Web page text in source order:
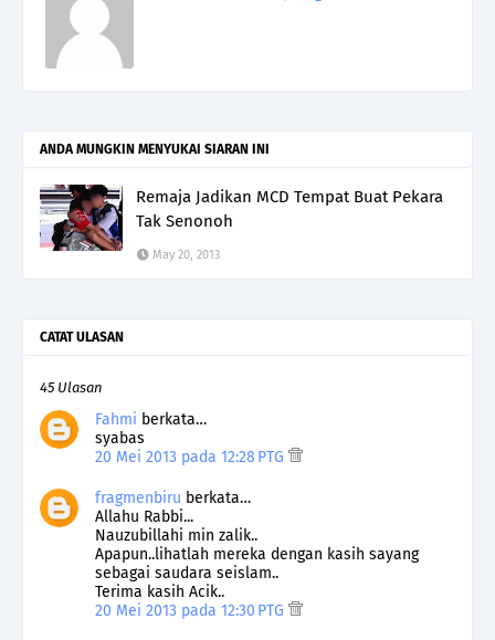
ANDA MUNGKIN MENYUKAI SIARAN INI
Remaja Jadikan MCD Tempat Buat Pekara
Tak Senonoh
May 20, 2013
CATAT ULASAN
45 Ulasan
Fahmi berkata…
syabas
20 Mei 2013 pada 12:28 PTG
fragmenbiru berkata…
Allahu Rabbi...
Nauzubillahi min zalik..
Apapun..lihatlah mereka dengan kasih sayang
sebagai saudara seislam..
Terima kasih Acik..
20 Mei 2013 pada 12:30 PTG